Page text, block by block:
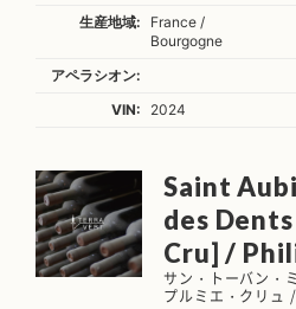
生産地域:
France /
Bourgogne
アペラシオン:
VIN:
2024
Saint
des
Cru] /
サン・トーバン・
プルミエ・クリュ